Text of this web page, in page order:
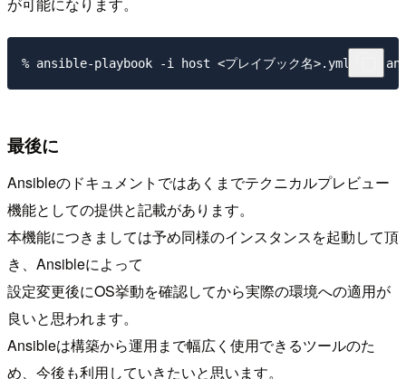
最後に
Ansibleのドキュメントではあくまでテクニカルプレビュー
機能としての提供と記載があります。
本機能につきましては予め同様のインスタンスを起動して頂
き、Ansibleによって
設定変更後にOS挙動を確認してから実際の環境への適用が
良いと思われます。
Ansibleは構築から運用まで幅広く使用できるツールのた
め、今後も利用していきたいと思います。